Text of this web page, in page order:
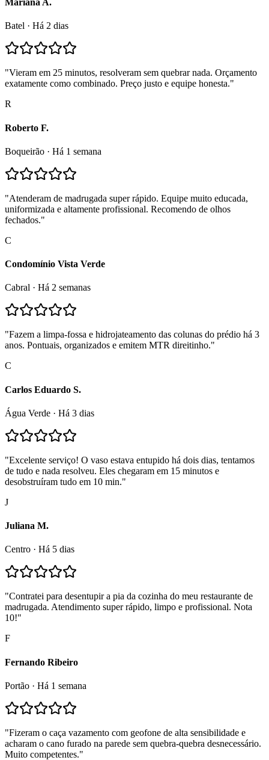
Mariana A.
Batel · Há 2 dias
"Vieram em 25 minutos, resolveram sem quebrar nada. Orçamento
exatamente como combinado. Preço justo e equipe honesta."
R
Roberto F.
Boqueirão · Há 1 semana
"Atenderam de madrugada super rápido. Equipe muito educada,
uniformizada e altamente profissional. Recomendo de olhos
fechados."
C
Condomínio Vista Verde
Cabral · Há 2 semanas
"Fazem a limpa-fossa e hidrojateamento das colunas do prédio há 3
anos. Pontuais, organizados e emitem MTR direitinho."
C
Carlos Eduardo S.
Água Verde · Há 3 dias
"Excelente serviço! O vaso estava entupido há dois dias, tentamos
de tudo e nada resolveu. Eles chegaram em 15 minutos e
desobstruíram tudo em 10 min."
J
Juliana M.
Centro · Há 5 dias
"Contratei para desentupir a pia da cozinha do meu restaurante de
madrugada. Atendimento super rápido, limpo e profissional. Nota
10!"
F
Fernando Ribeiro
Portão · Há 1 semana
"Fizeram o caça vazamento com geofone de alta sensibilidade e
acharam o cano furado na parede sem quebra-quebra desnecessário.
Muito competentes."